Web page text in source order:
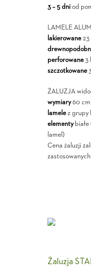
3 – 5 dniod
LAMELE
lakierowane23
perforowane3
szczotkowane
ŻALUZJA
wymiary60 cm
lamelez grupy
elementybiałe
lamel)
Cena żaluzji
Żaluzja